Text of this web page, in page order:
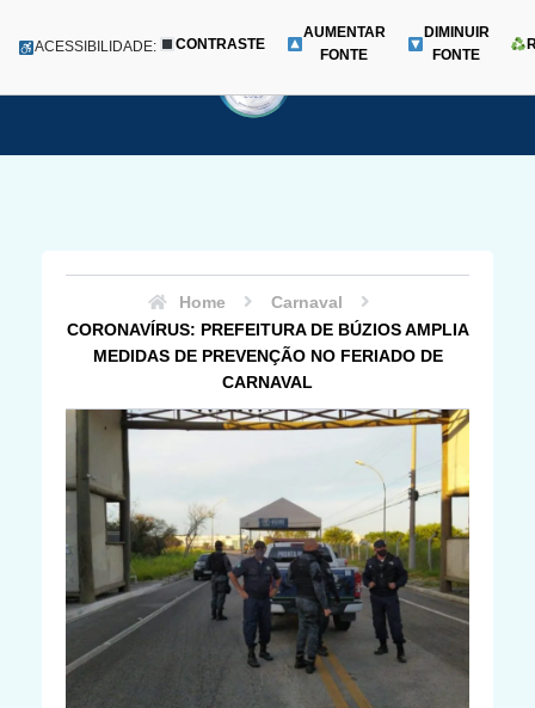
para
Menu
ACESSIBILIDADE: CONTRASTE
AUMENTAR
FONTE
DIMINUIR
FONTE
Home
Carnaval
CORONAVÍRUS: PREFEITURA DE BÚZIOS AMPLIA
MEDIDAS DE PREVENÇÃO NO FERIADO DE
CARNAVAL